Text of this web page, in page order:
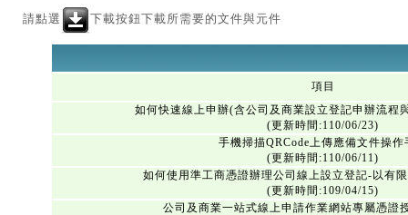
請點選 下載按鈕下載所需要的文件與元件
項目
如何快速線上申辦(含公司及商業設立登記申辦流程
(更新時間:110/06/23)
手機掃描QRCode上傳應備文件操作
(更新時間:110/06/11)
如何使用準工商憑證辦理公司線上設立登記-以有
(更新時間:109/04/15)
公司及商業一站式線上申請作業網站專屬憑證